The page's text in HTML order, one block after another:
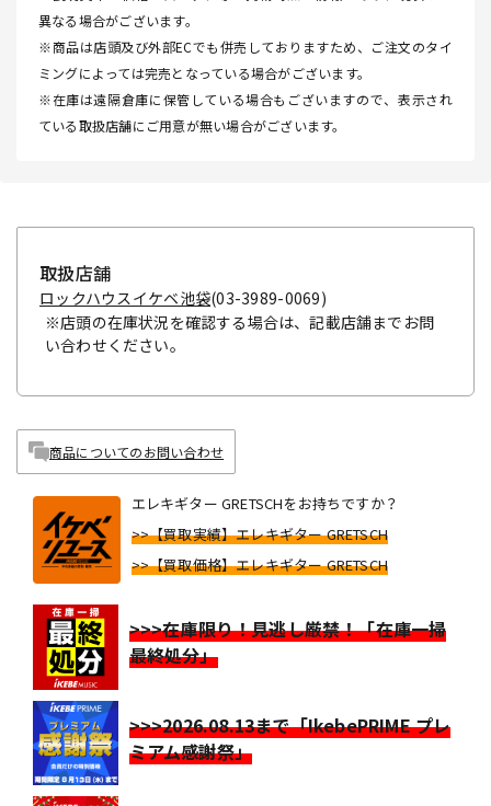
異なる場合がございます。
※商品は店頭及び外部ECでも併売しておりますため、ご注文のタイ
ミングによっては完売となっている場合がございます。
※在庫は遠隔倉庫に保管している場合もございますので、表示され
ている取扱店舗にご用意が無い場合がございます。
取扱店舗
ロックハウスイケベ池袋(03-3989-0069)
※店頭の在庫状況を確認する場合は、記載店舗までお問
い合わせください。
商品についてのお問い合わせ
エレキギター GRETSCHをお持ちですか？
>>【買取実績】エレキギター GRETSCH
>>【買取価格】エレキギター GRETSCH
>>>在庫限り！見逃し厳禁！「在庫一掃
最終処分」
>>>2026.08.13まで「IkebePRIME プレ
ミアム感謝祭」